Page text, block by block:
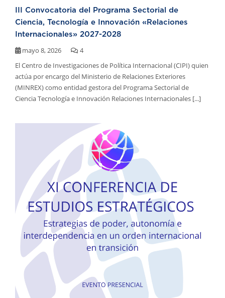
III Convocatoria del Programa Sectorial de
Ciencia, Tecnología e Innovación «Relaciones
Internacionales» 2027-2028
mayo 8, 2026
4
El Centro de Investigaciones de Política Internacional (CIPI) quien
actúa por encargo del Ministerio de Relaciones Exteriores
(MINREX) como entidad gestora del Programa Sectorial de
Ciencia Tecnología e Innovación Relaciones Internacionales [...]